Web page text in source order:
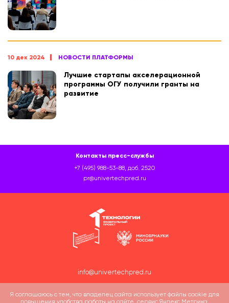
10 дек 2024 НОВОСТИ ПЛАТФОРМЫ
Лучшие стартапы акселерационной
программы ОГУ получили гранты на
развитие
Контакты пресс-службы
+7 (495) 988-53-88, доб. 2520
pr@univertechpred.ru
info@univertechpred.ru
Я соглашаюсь с тем, что владелец сайта использует файлы cookie для